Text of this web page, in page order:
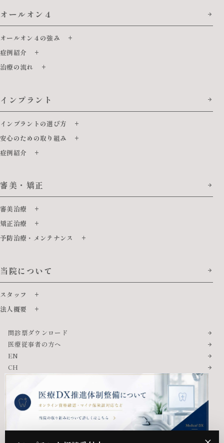
オールオン４
オールオン４の強み
症例紹介
治療の流れ
インプラント
インプラントの選び方
安心のための取り組み
症例紹介
審美・矯正
審美治療
矯正治療
予防治療・メンテナンス
当院について
スタッフ
法人概要
問診票ダウンロード
医療従事者の方へ
EN
CH